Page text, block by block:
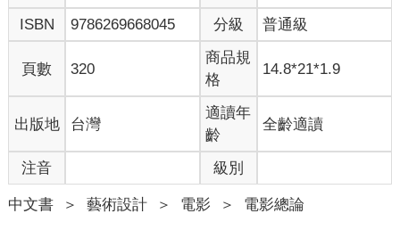
ISBN
9786269668045 分級 普通級
頁數 320
商品規
格
14.8*21*1.9
出版地 台灣
適讀年
齡
全齡適讀
注音 級別
中文書 ＞ 藝術設計 ＞ 電影 ＞ 電影總論